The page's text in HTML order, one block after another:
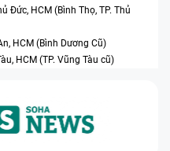
Đức, HCM (Bình Thọ, TP. Thủ
HCM (Bình Dương Cũ)
HCM (TP. Vũng Tàu cũ)